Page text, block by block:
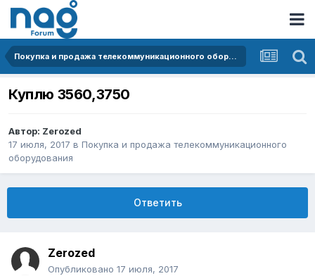
Покупка и продажа телекоммуникационного оборудования
Куплю 3560,3750
Автор: Zerozed
17 июля, 2017 в Покупка и продажа телекоммуникационного
оборудования
Ответить
Zerozed
Опубликовано 17 июля, 2017